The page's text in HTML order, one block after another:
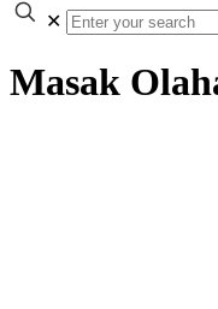
✕
Masak